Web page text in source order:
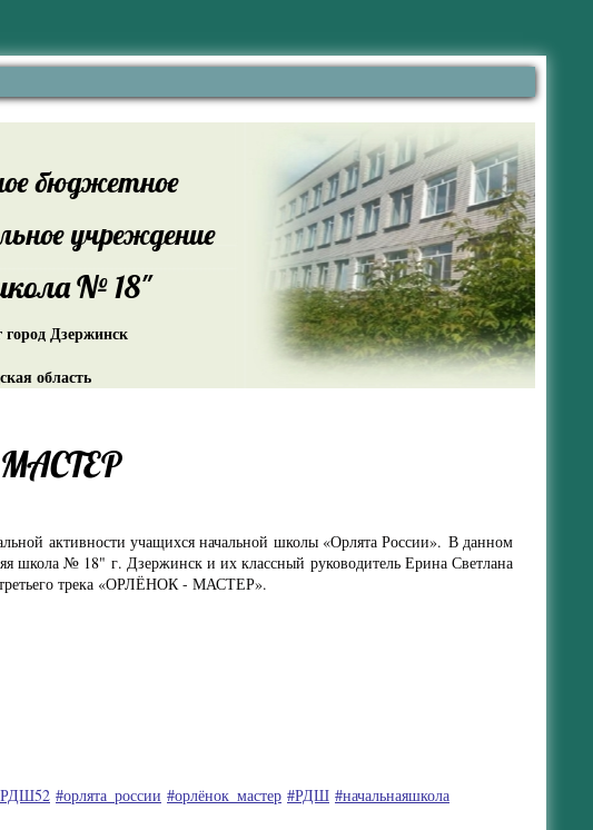
бюджетное
учреждение
№ 18"
город Дзержинск
область
активности учащихся начальной школы «Орлята России». В данном
школа № 18" г. Дзержинск и их классный руководитель Ерина Светлана
трека «ОРЛЁНОК - МАСТЕР».
#орлята_россии #орлёнок_мастер #РДШ #начальнаяшкола